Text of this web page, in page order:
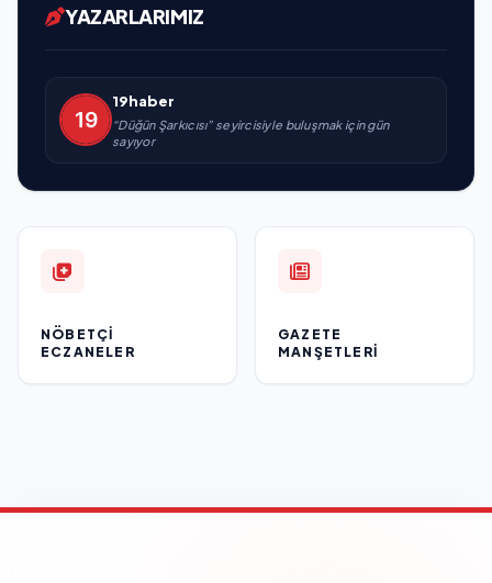
YAZARLARIMIZ
19haber
“Düğün Şarkıcısı” seyircisiyle buluşmak için gün
sayıyor
NÖBETÇI
ECZANELER
GAZETE
MANŞETLERI